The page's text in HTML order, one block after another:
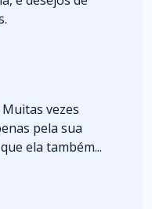
vezes
pela sua
ela também...